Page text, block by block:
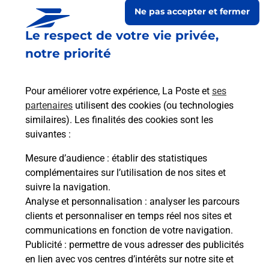
Le respect de votre vie privée,
notre priorité
Pour améliorer votre expérience, La Poste et ses
partenaires utilisent des cookies (ou technologies
similaires). Les finalités des cookies sont les
suivantes :
Mesure d’audience : établir des statistiques
complémentaires sur l’utilisation de nos sites et
suivre la navigation.
Analyse et personnalisation : analyser les parcours
clients et personnaliser en temps réel nos sites et
communications en fonction de votre navigation.
Publicité : permettre de vous adresser des publicités
en lien avec vos centres d’intérêts sur notre site et
Ne pas accepter et fermer
Prochaine collecte du courrierlundià 09h30
La Grand Rue
30330 La Bastide D Engras
Itinéraire
Le lien s'ouvre dans un nouvel onglet